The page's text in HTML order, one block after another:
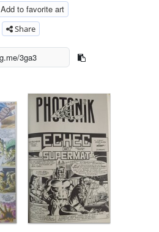
Add to favorite art
Share